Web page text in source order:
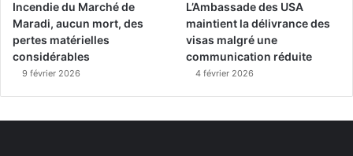
Incendie du Marché de
Maradi, aucun mort, des
pertes matérielles
considérables
9 février 2026
L’Ambassade des USA
maintient la délivrance des
visas malgré une
communication réduite
4 février 2026